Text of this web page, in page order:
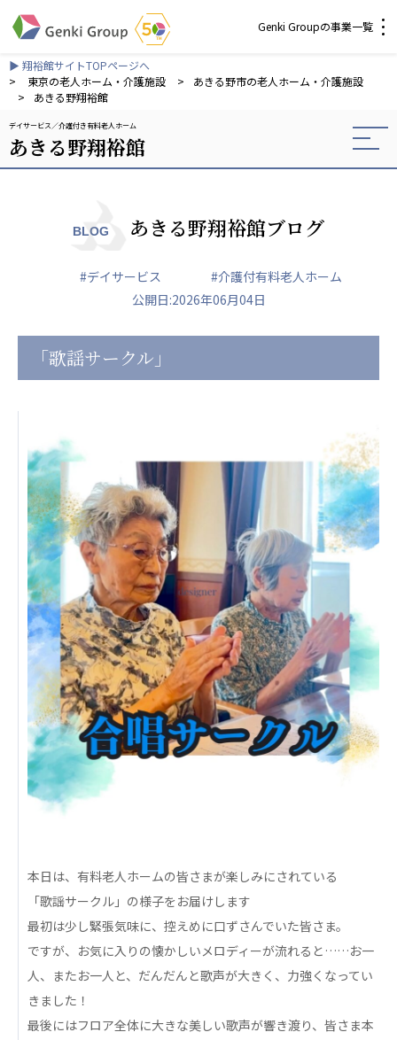
Genki Groupの事業一覧
介護・福祉
社会福祉法人 元気村グループ
社会福祉法人元気村
社会福祉法人長寿の森
株式会社 サンガジャパン
株式会社日本遮蔽技研
株式会社Genkiリレーションズ
株式会社 爽やかな風沖縄
爽やかな風 中部エリア
爽やかな風 那覇エリア
鷹揚館
社会福祉法人 共生会
特別養護老人ホーム 共生の家
株式会社 アジアメデカ元気事業団
アジアメデカ元気事業団
株式会社 爽やかな風九州
爽やかな風九州
株式会社 七星
七星
社会福祉法人 福ふく
福ふく
株式会社 せきれい
せきれい
社会福祉法人 心の会
心の会
医療（共に生きる仲間達）
医療法人社団 美翔会
聖心美容クリニック
S-Labo（渋谷院）
医療法人社団 デンタルケアコミュニティ
フォレストデンタルクリニック
▶ 翔裕館サイトTOPページへ
>
東京の老人ホーム・介護施設 >
あきる野市の老人ホーム・介護施設
>
あきる野翔裕館
デイサービス 介護付き有料老人ホーム
あきる野翔裕館
BLOG あきる野翔裕館ブログ
#デイサービス
#介護付有料老人ホーム
公開日:2026年06月04日
「歌謡サークル」
本日は、有料老人ホームの皆さまが楽しみにされている
「歌謡サークル」の様子をお届けします
最初は少し緊張気味に、控えめに口ずさんでいた皆さま。
ですが、お気に入りの懐かしいメロディーが流れると……お一
人、またお一人と、だんだんと歌声が大きく、力強くなってい
きました！
最後にはフロア全体に大きな美しい歌声が響き渡り、皆さま本